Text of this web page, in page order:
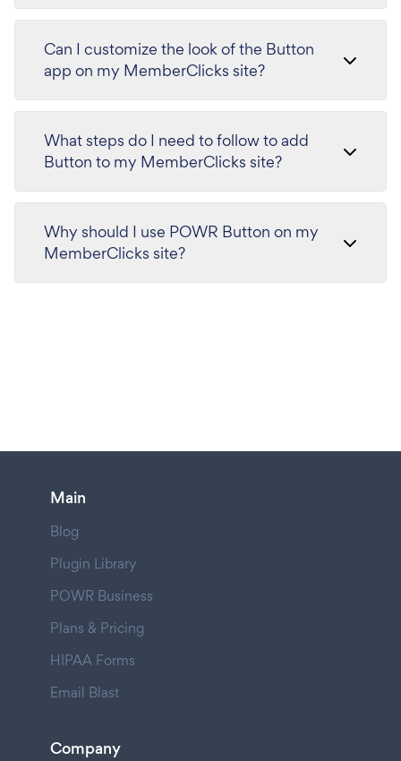
Can I customize the look of the Button
app on my MemberClicks site?
What steps do I need to follow to add
Button to my MemberClicks site?
Why should I use POWR Button on my
MemberClicks site?
Main
Blog
Plugin Library
POWR Business
Plans & Pricing
HIPAA Forms
Email Blast
Company